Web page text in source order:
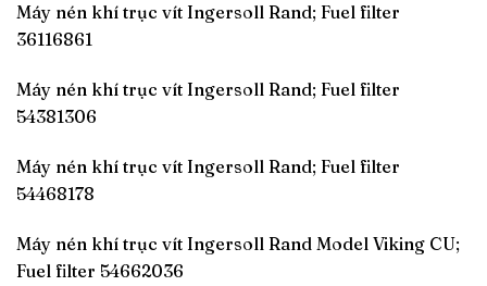
Máy nén khí trục vít Ingersoll Rand; Fuel filter
36116861
Máy nén khí trục vít Ingersoll Rand; Fuel filter
54381306
Máy nén khí trục vít Ingersoll Rand; Fuel filter
54468178
Máy nén khí trục vít Ingersoll Rand Model Viking CU;
Fuel filter 54662036